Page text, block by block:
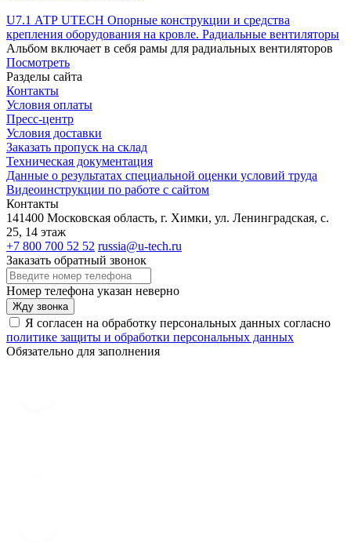
U7.1 АТР UTECH Опорные конструкции и средства
крепления оборудования на кровле. Радиальные вентиляторы
Альбом включает в себя рамы для радиальных вентиляторов
Посмотреть
Разделы сайта
Контакты
Условия оплаты
Пресс-центр
Условия доставки
Заказать пропуск на склад
Техническая документация
Данные о результатах специальной оценки условий труда
Видеоинструкции по работе с сайтом
Контакты
141400 Московская область, г. Химки, ул. Ленинградская, с.
25, 14 этаж
+7 800 700 52 52 russia@u-tech.ru
Заказать обратный звонок
Номер телефона указан неверно
Жду звонка
Я согласен на обработку персональных данных согласно
политике защиты и обработки персональных данных
Обязательно для заполнения